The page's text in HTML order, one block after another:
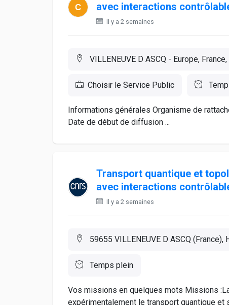
avec interactions
Il y a 2 semaines
VILLENEUVE D ASCQ - Europe,
Choisir le Service Public
Informations générales Organisme de
Date de début de diffusion ...
Transport quantique et
avec interactions
Il y a 2 semaines
59655 VILLENEUVE D ASCQ (France),
Temps plein
Vos missions en quelques mots Missions
expérimentalement le transport quantique